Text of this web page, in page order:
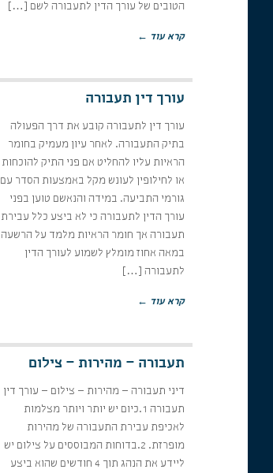
הטובים של עורך הדין לתעבורה לשם […]
קרא עוד ←
עורך דין תעבורה
עורך דין לתעבורה קובע את דרך הפעולה
בתיק התעבורה. לאחר עיון מעמיק בחומר
הראיות עליו להחליט אם פני התיק להוכחות
או לחילופין לעונש מקל באמצעות הסדר עם
גורמי התביעה. במידה והנאשם טוען בפני
עורך הדין לתעבורה כי לא ביצע כלל עבירת
תעבורה אך חומר הראיות מלמד על הרשעה
במאה אחוז מומלץ לשמוע לעורך הדין
לתעבורה […]
קרא עוד ←
תעבורה – מהירות – צילום
דיני תעבורה – מהירות – צילום – עורך דין
תעבורה 1.כיום יש יותר ויותר מצלמות
לאכיפת עבירת התעבורה של מהירות
מופרזת. 2.בדוחות המבוססים על צילום יש
ליידע את הנהג תוך 4 חודשים שהוא ביצע